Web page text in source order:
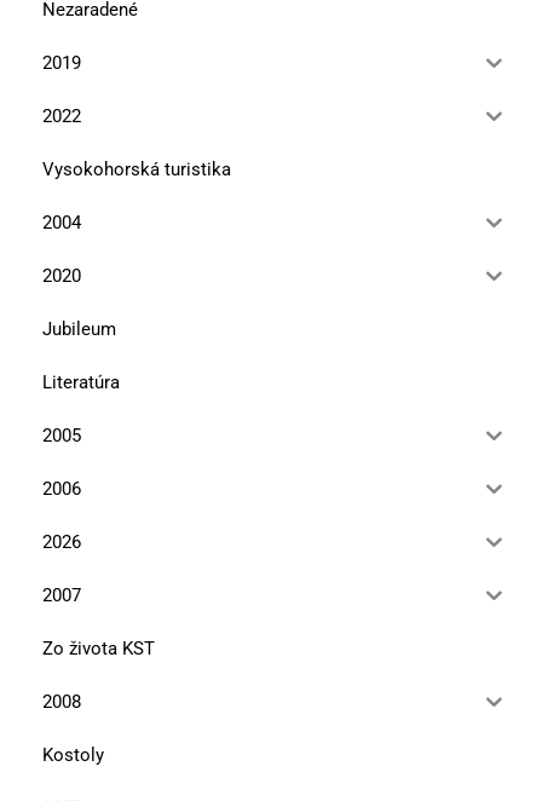
Nezaradené
2019
2022
Vysokohorská turistika
2004
2020
Jubileum
Literatúra
2005
2006
2026
2007
Zo života KST
2008
Kostoly